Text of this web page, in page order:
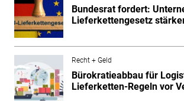
Bundesrat fordert:
Lieferkettengesetz
Recht + Geld
Bürokratieabbau für
Lieferketten-Regeln vor